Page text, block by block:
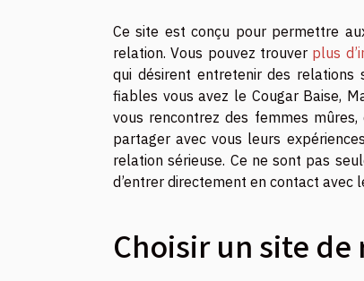
Ce site est conçu pour permettre
relation. Vous pouvez trouver plus
qui désirent entretenir des relations
fiables vous avez le Cougar Baise,
vous rencontrez des femmes
partager avec vous leurs
relation sérieuse. Ce ne sont pas
d’entrer directement en contact avec
Choisir un site